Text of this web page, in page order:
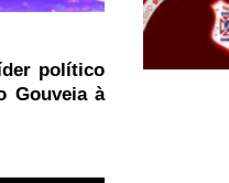
político
Gouveia à